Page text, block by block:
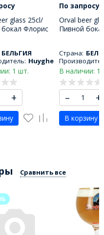
glass 25cl/
Флорис
БЕЛЬГИЯ
Huyghe
1 шт.
+
По запросу
Orval beer
Пивной
Страна:
В наличии: 1
– +
В корзину
Сравнить все